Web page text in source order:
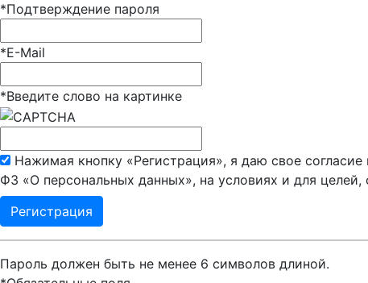
*Подтверждение пароля
*E-Mail
*Введите слово на картинке
Нажимая кнопку «Регистрация», я даю свое
ФЗ «О персональных данных», на условиях и для
Пароль должен быть не менее 6 символов длиной.